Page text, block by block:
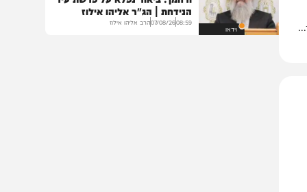
בארץ
שלי שאיזנקוט יהיה ראה"מ"
17:09
06/08/26 דוד חדד